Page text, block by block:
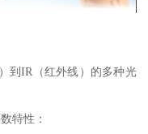
到IR（红外线）的多种光
特性：